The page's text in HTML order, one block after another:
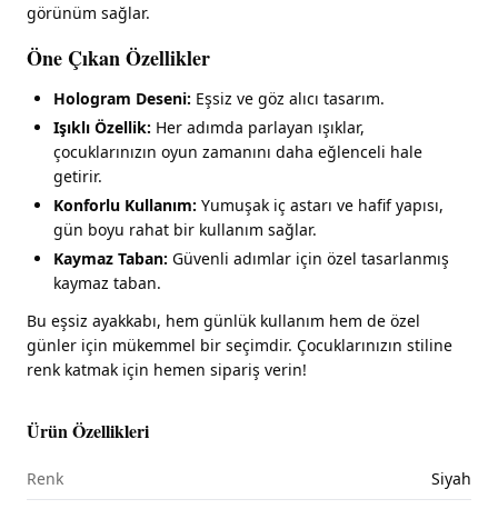
görünüm sağlar.
Öne Çıkan Özellikler
Hologram Deseni: Eşsiz ve göz alıcı tasarım.
Işıklı Özellik: Her adımda parlayan ışıklar,
çocuklarınızın oyun zamanını daha eğlenceli hale
getirir.
Konforlu Kullanım: Yumuşak iç astarı ve hafif yapısı,
gün boyu rahat bir kullanım sağlar.
Kaymaz Taban: Güvenli adımlar için özel tasarlanmış
kaymaz taban.
Bu eşsiz ayakkabı, hem günlük kullanım hem de özel
günler için mükemmel bir seçimdir. Çocuklarınızın stiline
renk katmak için hemen sipariş verin!
Ürün Özellikleri
Renk Siyah